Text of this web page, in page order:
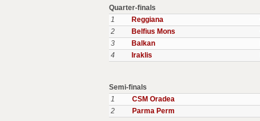
Quarter-finals
1
Reggiana
2
Belfius Mons
3
Balkan
4
Iraklis
Semi-finals
1
CSM Oradea
2
Parma Perm